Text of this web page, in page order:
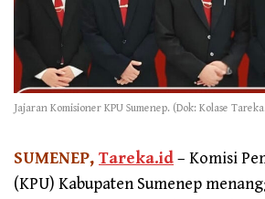
Jajaran Komisioner KPU Sumenep. (Dok: Kolase
SUMENEP, Tareka.id– Komisi
(KPU) Kabupaten Sumenep